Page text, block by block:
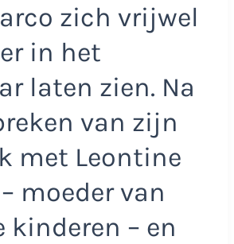
zich vrijwel
in het
laten zien. Na
van zijn
met Leontine
moeder van
kinderen – en